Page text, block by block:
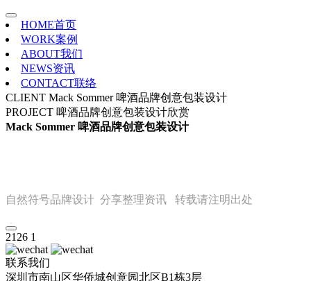
HOME首页
WORK案例
ABOUT我们
NEWS资讯
CONTACT联络
CLIENT Mack Sommer 啤酒品牌创意包装设计
PROJECT 啤酒品牌创意包装设计欣赏
Mack Sommer 啤酒品牌创意包装设计
自然符号品牌设计 分享整理资讯 转载请注明出处
2126 1
联系我们
深圳市南山区华侨城创意园北区B1栋3层